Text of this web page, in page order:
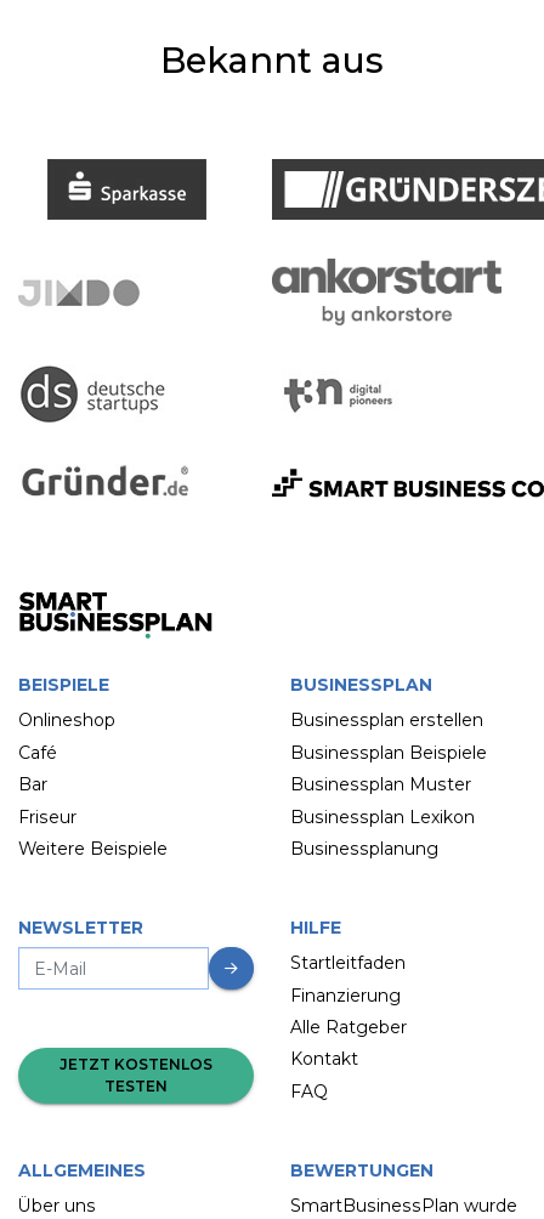
Bekannt aus
BEISPIELE
Onlineshop
Café
Bar
Friseur
Weitere Beispiele
BUSINESSPLAN
Businessplan erstellen
Businessplan Beispiele
Businessplan Muster
Businessplan Lexikon
Businessplanung
NEWSLETTER
JETZT KOSTENLOS
TESTEN
HILFE
Startleitfaden
Finanzierung
Alle Ratgeber
Kontakt
FAQ
ALLGEMEINES
Über uns
BEWERTUNGEN
SmartBusinessPlan wurde